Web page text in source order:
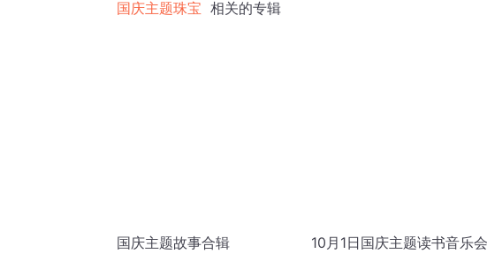
国庆主题珠宝 相关的专辑
国庆主题故事合辑 10月1日国庆主题读书音乐会